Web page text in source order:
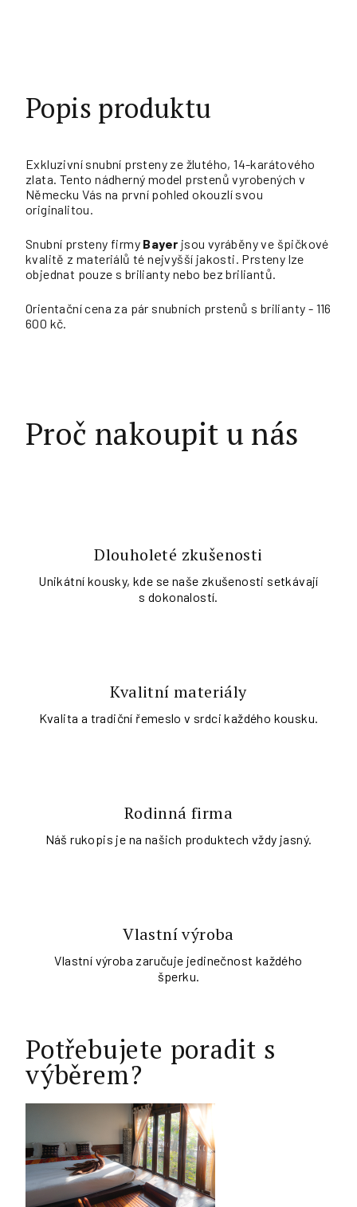
Popis produktu
Exkluzivní snubní prsteny ze žlutého, 14-karátového
zlata. Tento nádherný model prstenů vyrobených v
Německu Vás na první pohled okouzlí svou
originalitou.
Snubní prsteny firmy Bayer jsou vyráběny ve špičkové
kvalitě z materiálů té nejvyšší jakosti. Prsteny lze
objednat pouze s brilianty nebo bez briliantů.
Orientační cena za pár snubních prstenů s brilianty - 116
600 kč.
Proč nakoupit u nás
Dlouholeté zkušenosti
Unikátní kousky, kde se naše zkušenosti setkávají
s dokonalostí.
Kvalitní materiály
Kvalita a tradiční řemeslo v srdci každého kousku.
Rodinná firma
Náš rukopis je na našich produktech vždy jasný.
Vlastní výroba
Vlastní výroba zaručuje jedinečnost každého
šperku.
Potřebujete poradit s
výběrem?